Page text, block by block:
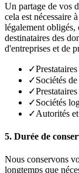
Un partage de vos
cela est nécessaire
légalement obligés,
destinataires des
d'entreprises et de
✓
✓Sociétés
✓
✓Sociétés
✓Autorités
5. Durée de
Nous conservons
longtemps que